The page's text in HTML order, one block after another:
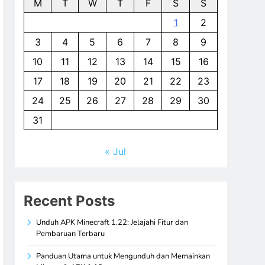
M T W T F S
S
1
2
3
4 5 6 7 8
9
10
11 12 13 14 15
16
17
18 19 20 21 22
23
24
25 26 27 28 29
30
31
« Jul
Recent Posts
Unduh APK Minecraft 1.22: Jelajahi Fitur dan
Pembaruan Terbaru
Panduan Utama untuk Mengunduh dan Memainkan